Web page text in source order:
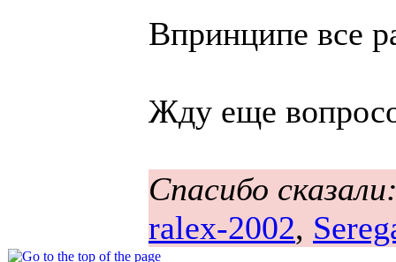
Впринципе все
Жду еще
Спасибо
ralex-2002,